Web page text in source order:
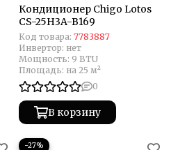
Кондиционер Chigo Lotos
CS-25H3A-B169
Код товара: 7783887
Инвертор: нет
Мощность: 9 BTU
Площадь: на 25 м²
0
В корзину
−27%